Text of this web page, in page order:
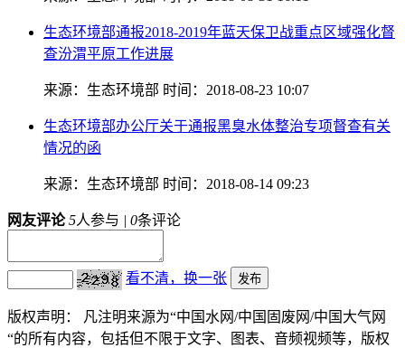
生态环境部通报2018-2019年蓝天保卫战重点区域强化督
查汾渭平原工作进展
来源：生态环境部 时间：2018-08-23 10:07
生态环境部办公厅关于通报黑臭水体整治专项督查有关
情况的函
来源：生态环境部 时间：2018-08-14 09:23
网友评论 5人参与 | 0条评论
看不清，换一张
版权声明：
凡注明来源为“中国水网/中国固废网/中国大气网
“的所有内容，包括但不限于文字、图表、音频视频等，版权